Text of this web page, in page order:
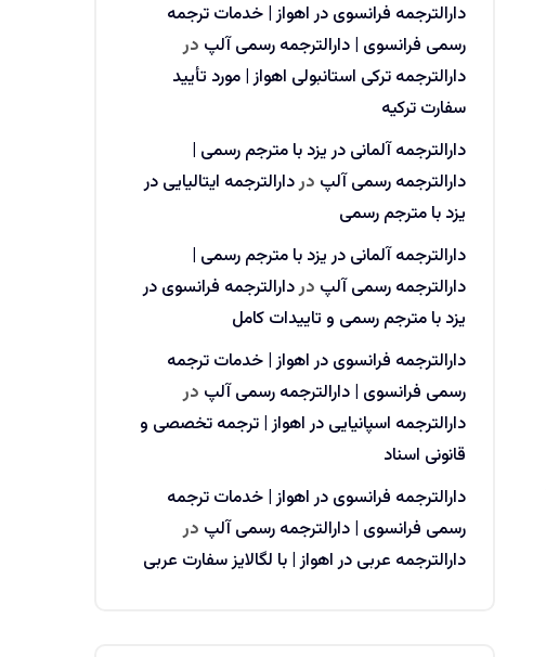
دارالترجمه فرانسوی در اهواز | خدمات ترجمه
رسمی فرانسوی | دارالترجمه رسمی آلپ در
دارالترجمه ترکی استانبولی اهواز | مورد تأیید
سفارت ترکیه
دارالترجمه آلمانی در یزد با مترجم رسمی |
دارالترجمه رسمی آلپ دردارالترجمه ایتالیایی در
یزد با مترجم رسمی
دارالترجمه آلمانی در یزد با مترجم رسمی |
دارالترجمه رسمی آلپ دردارالترجمه فرانسوی در
یزد با مترجم رسمی و تاییدات کامل
دارالترجمه فرانسوی در اهواز | خدمات ترجمه
رسمی فرانسوی | دارالترجمه رسمی آلپ در
دارالترجمه اسپانیایی در اهواز | ترجمه تخصصی و
قانونی اسناد
دارالترجمه فرانسوی در اهواز | خدمات ترجمه
رسمی فرانسوی | دارالترجمه رسمی آلپ در
دارالترجمه عربی در اهواز | با لگالایز سفارت عربی